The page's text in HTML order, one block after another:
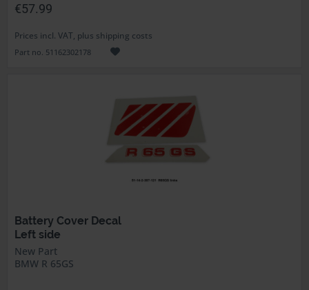
€57.99
Prices incl. VAT, plus shipping costs
Part no. 51162302178
Battery Cover Decal
Left side
New Part
BMW R 65GS